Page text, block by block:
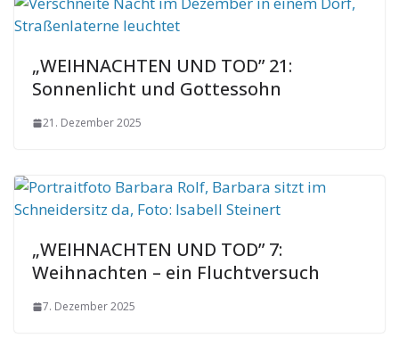
„WEIHNACHTEN UND TOD” 21:
Sonnenlicht und Gottessohn
21. Dezember 2025
„WEIHNACHTEN UND TOD” 7:
Weihnachten – ein Fluchtversuch
7. Dezember 2025